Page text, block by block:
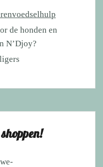
de honden en
N’Djoy?